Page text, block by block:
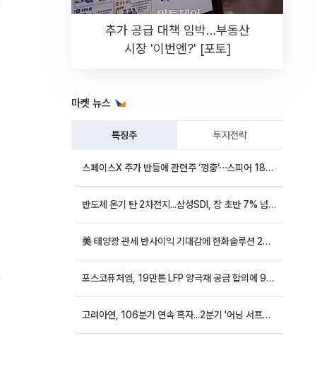
추가 공급 대책 임박…부동산
시장 '이번엔?' [포토]
마켓 뉴스
특징주 투자전략
스페이스X 주가 반등에 관련주 ‘껑충’⋯스피어 18%ㆍ에이치브이엠 12%↑
반도체 온기 탄 2차전지...삼성SDI, 장 초반 7% 넘게 껑충
美 태양광 관세 반사이익 기대감에 한화솔루션 20%대·OCI홀딩스 14%대 급등
포스코퓨처엠, 19만톤 LFP 양극재 공급 합의에 9%대 강세
고려아연, 106분기 연속 흑자...2분기 '어닝 서프라이즈'에 장 초반 12%대 강세